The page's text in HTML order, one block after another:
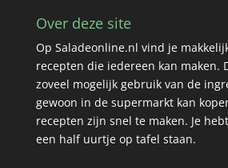
Over deze site
Op Saladeonline.nl vind je
recepten die iedereen kan maken.
zoveel mogelijk gebruik van de
gewoon in de supermarkt kan
recepten zijn snel te maken. Je
een half uurtje op tafel staan.